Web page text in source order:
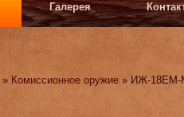
Галерея
» Комиссионное оружие » ИЖ-